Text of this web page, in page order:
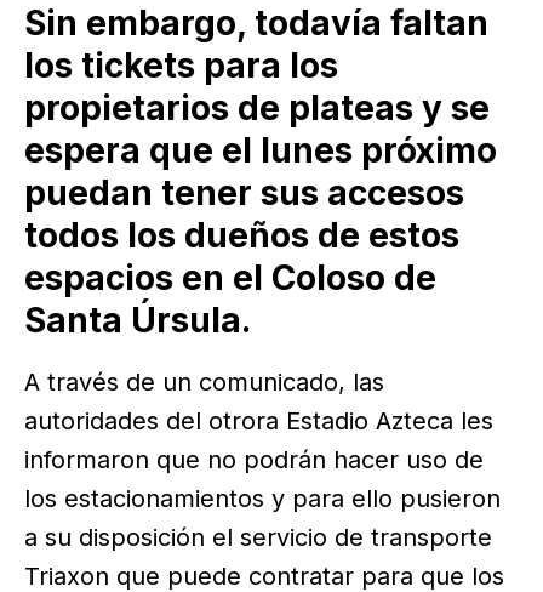
Sin embargo, todavía faltan
los tickets para los
propietarios de plateas y se
espera que el lunes próximo
puedan tener sus accesos
todos los dueños de estos
espacios en el Coloso de
Santa Úrsula.
A través de un comunicado, las
autoridades del otrora Estadio Azteca les
informaron que no podrán hacer uso de
los estacionamientos y para ello pusieron
a su disposición el servicio de transporte
Triaxon que puede contratar para que los